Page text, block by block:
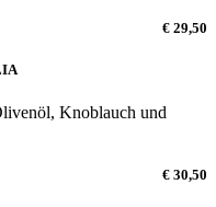
€ 29,50
Knoblauch und
€ 30,50